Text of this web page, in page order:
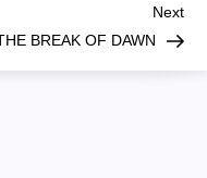
Next
Post
Next
BREAK OF DAWN